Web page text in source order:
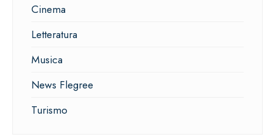
Cinema
Letteratura
Musica
News Flegree
Turismo